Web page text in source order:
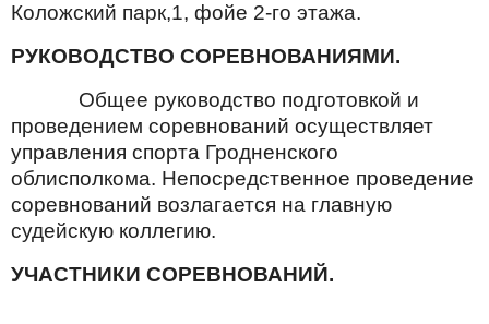
Коложский парк,1, фойе 2-го этажа.
РУКОВОДСТВО СОРЕВНОВАНИЯМИ.
Общее руководство подготовкой и
проведением соревнований осуществляет
управления спорта Гродненского
облисполкома. Непосредственное проведение
соревнований возлагается на главную
судейскую коллегию.
УЧАСТНИКИ СОРЕВНОВАНИЙ.